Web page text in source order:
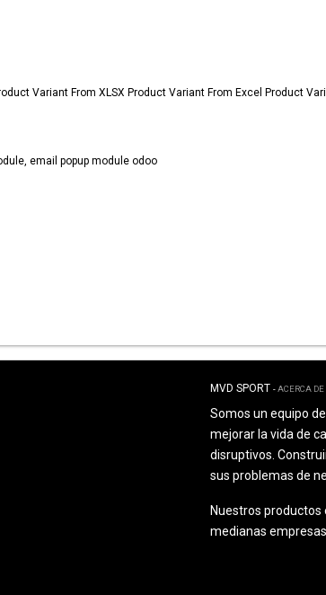
Variant From XLSX Product Variant From Excel Product
email popup module odoo
MVD SPORT -ACERCA DE
Somos un equipo
mejorar la vida de
disruptivos.
sus problemas de
Nuestros
medianas